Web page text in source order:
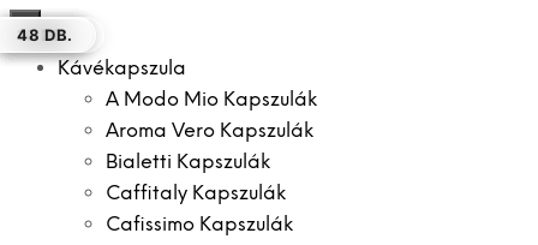
×
Kávékapszula
A Modo Mio Kapszulák
Aroma Vero Kapszulák
Bialetti Kapszulák
Caffitaly Kapszulák
Cafissimo Kapszulák
16 DB.
16 DB.
16 DB.
100 DB.
12 DB.
16 DB.
48 DB.